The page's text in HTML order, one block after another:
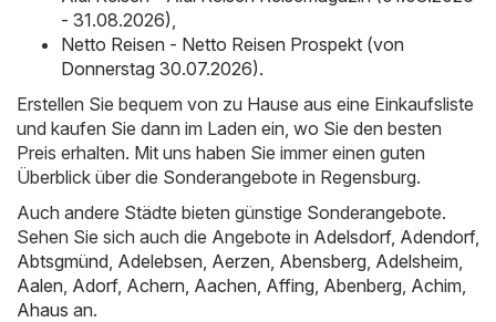
- 31.08.2026)
Netto Reisen - Netto Reisen Prospekt (von
Donnerstag 30.07.2026).
Erstellen Sie bequem von zu Hause aus eine Einkaufsliste
und kaufen Sie dann im Laden ein, wo Sie den besten
Preis erhalten. Mit uns haben Sie immer einen guten
Überblick über die Sonderangebote in Regensburg.
Auch andere Städte bieten günstige Sonderangebote.
Sehen Sie sich auch die Angebote in Adelsdorf, Adendorf,
Abtsgmünd Adelebsen Aerzen Abensberg Adelsheim
Aalen Adorf, Achern Aachen Affing Abenberg Achim
Ahaus an.